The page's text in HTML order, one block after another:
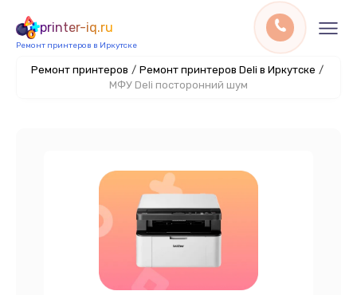
printer-iq.ru
Ремонт принтеров в Иркутске
Ремонт принтеров / Ремонт принтеров Deli в Иркутске /
МФУ Deli посторонний шум